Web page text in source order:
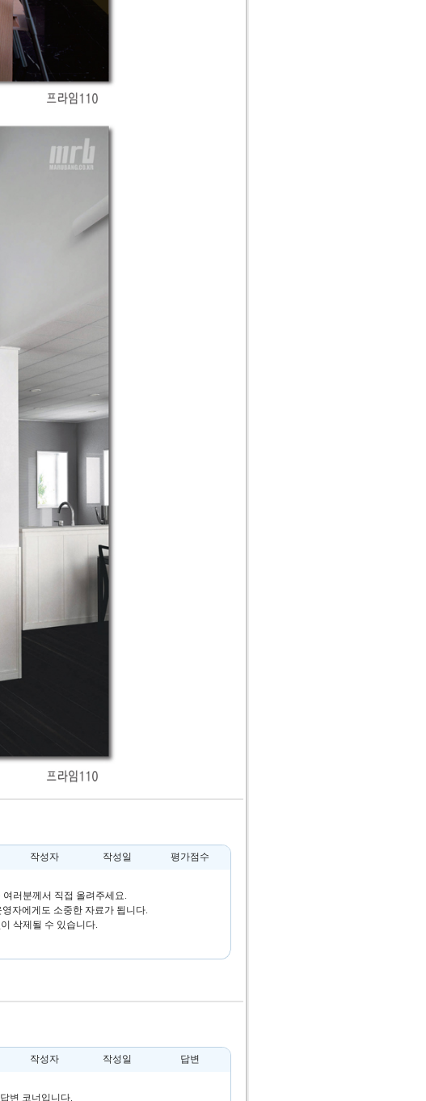
작성자 작성일 평가점수
러분께서 직접 올려주세요.
자에게도 소중한 자료가 됩니다.
삭제될 수 있습니다.
작성자 작성일 답변
변 코너입니다.